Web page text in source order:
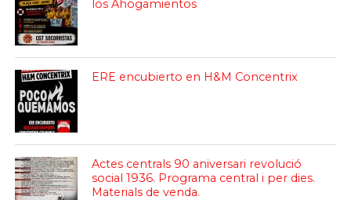
los Ahogamientos
ERE encubierto en H&M Concentrix
Actes centrals 90 aniversari revolució
social 1936. Programa central i per dies.
Materials de venda.